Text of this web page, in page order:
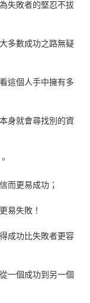
失敗者的堅忍不拔
多數成功之路無疑
這個人手中擁有多
身就會尋找別的資
而更易成功；
易失敗！
成功比失敗者更容
一個成功到另一個